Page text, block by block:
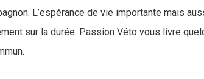
L’espérance de vie importante mais
sur la durée. Passion Véto vous livre